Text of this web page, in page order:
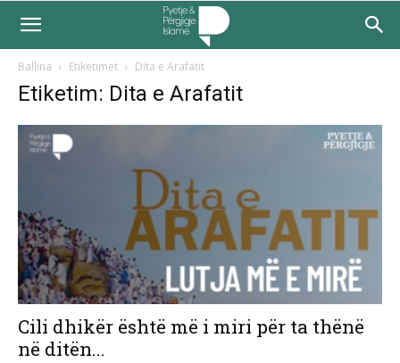
Ballina Etiketimet Dita e Arafatit
Etiketim: Dita e Arafatit
Cili dhikër është më i miri për ta thënë
në ditën...